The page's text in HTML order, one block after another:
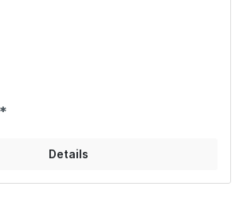
Details